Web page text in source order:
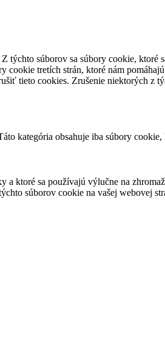
súborov sa súbory cookie,
tretích strán, ktoré nám
tieto cookies. Zrušenie niektorých z
kategória obsahuje iba súbory
ktoré sa používajú výlučne na
súborov cookie na vašej webovej